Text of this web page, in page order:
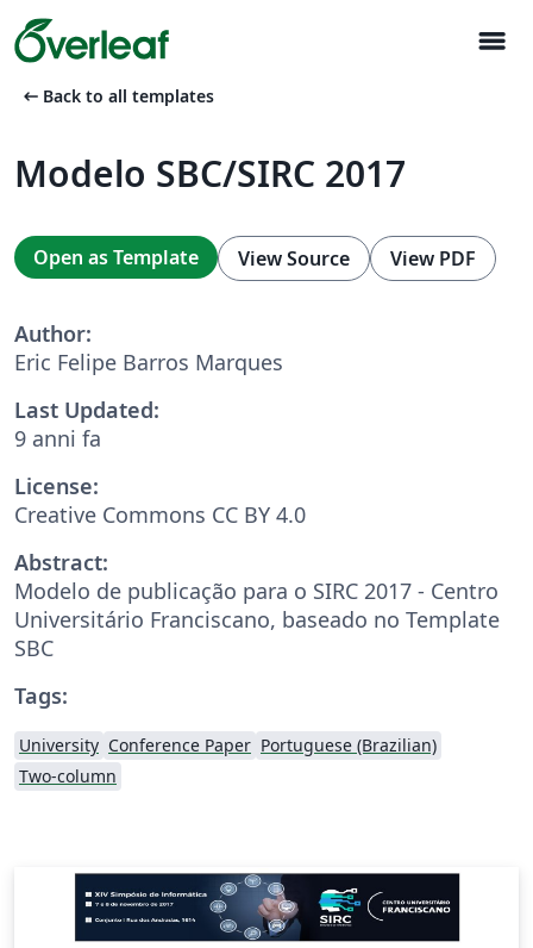
menu
arrow_left_alt Back to all templates
Modelo SBC/SIRC 2017
Open as Template View Source View PDF
Author:
Eric Felipe Barros Marques
Last Updated:
9 anni fa
License:
Creative Commons CC BY 4.0
Abstract:
Modelo de publicação para o SIRC 2017 - Centro
Universitário Franciscano, baseado no Template
SBC
Tags:
University Conference Paper Portuguese (Brazilian)
Two-column